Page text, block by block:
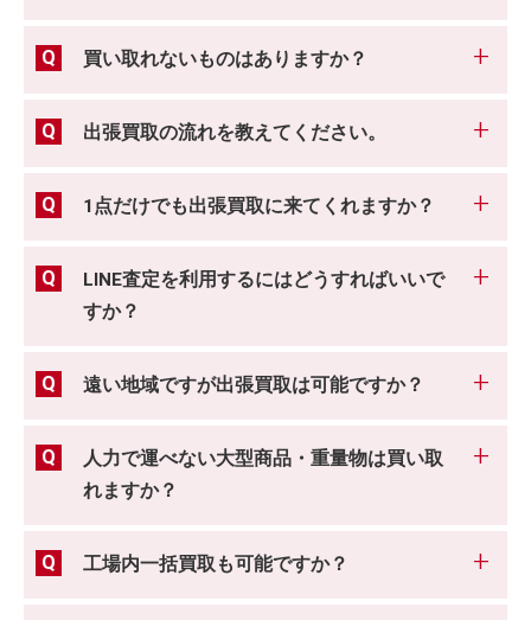
買い取れないものはありますか？
出張買取の流れを教えてください。
1点だけでも出張買取に来てくれますか？
LINE査定を利用するにはどうすればいいで
すか？
遠い地域ですが出張買取は可能ですか？
人力で運べない大型商品・重量物は買い取
れますか？
工場内一括買取も可能ですか？